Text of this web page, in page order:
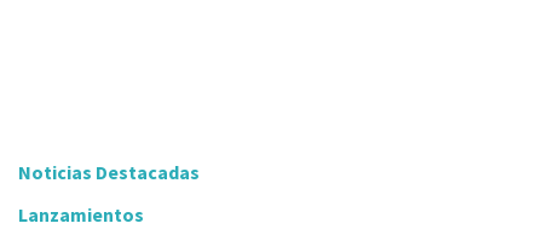
Noticias Destacadas
Lanzamientos